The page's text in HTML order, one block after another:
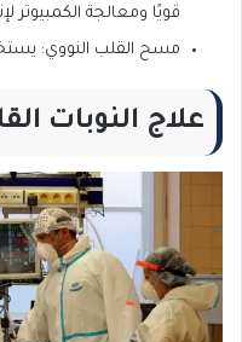
قويًا ومعالجة الكمبيوتر
مسح القلب النووي:
علاج النوبات